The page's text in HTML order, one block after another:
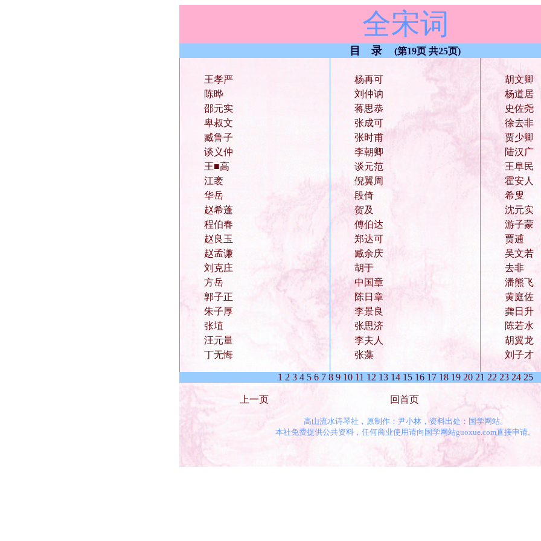
全宋词
目 录 (第19页 共25页)
王孝严
陈晔
邵元实
卑叔文
臧鲁子
谈义仲
王■高
江袤
华岳
赵希蓬
程伯春
赵良玉
赵孟谦
刘克庄
方岳
郭子正
朱子厚
张埴
汪元量
丁无悔
杨再可
刘仲讷
蒋思恭
张成可
张时甫
李朝卿
谈元范
倪翼周
段倚
贺及
傅伯达
郑达可
臧余庆
胡于
中国章
陈日章
李景良
张思济
李夫人
张藻
胡文卿
杨道居
史佐尧
徐去非
贾少卿
陆汉广
王阜民
霍安人
希叟
沈元实
游子蒙
贾逋
吴文若
去非
潘熊飞
黄庭佐
龚日升
陈若水
胡翼龙
刘子才
1 2 3 4 5 6 7 8 9 10 11 12 13 14 15 16 17 18 19 20 21 22 23 24 25
上一页 回首页
高山流水诗琴社，原制作：尹小林，资料出处：国学网站。
本社免费提供公共资料，任何商业使用请向国学网站guoxue.com直接申请。